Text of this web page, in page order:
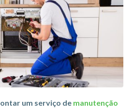
um serviço de manutenção